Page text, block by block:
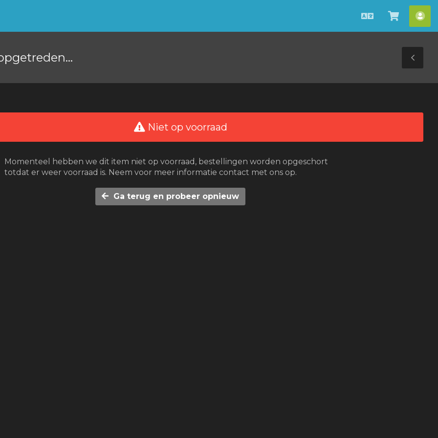
Nederlands
bekijken
Niet op voorraad
Momenteel hebben we dit item niet op voorraad, bestellingen worden opgeschort
totdat er weer voorraad is. Neem voor meer informatie contact met ons op.
Ga terug en probeer opnieuw